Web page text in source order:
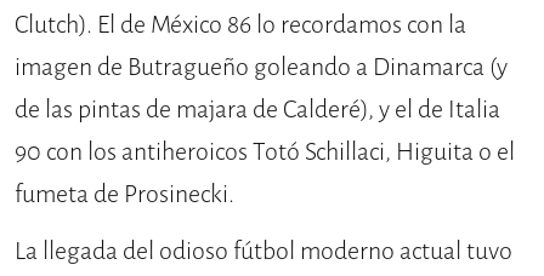
Clutch). El de México 86 lo recordamos con la
imagen de Butragueño goleando a Dinamarca (y
de las pintas de majara de Calderé), y el de Italia
90 con los antiheroicos Totó Schillaci, Higuita o el
fumeta de Prosinecki.
La llegada del odioso fútbol moderno actual tuvo